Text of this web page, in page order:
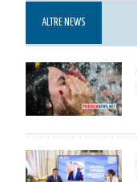
ALTRE NEWS